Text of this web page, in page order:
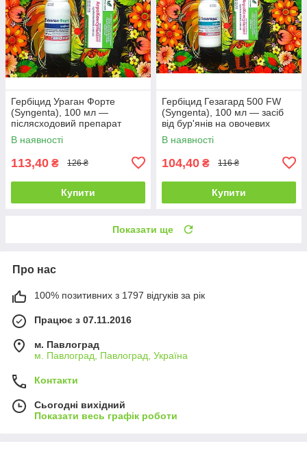
Гербіцид Ураган Форте
(Syngenta), 100 мл —
післясходовий препарат
суцільної дії для боротьби з
бур'янами
В наявності
113,40 ₴ 126 ₴
Купити
Гербіцид Гезагард 500 FW
(Syngenta), 100 мл — засіб
від бур'янів на овочевих
культурах
В наявності
104,40 ₴ 116 ₴
Купити
Показати ще
Про нас
100% позитивних з 1797 відгуків за рік
Працює з 07.11.2016
м. Павлоград
м. Павлоград, Павлоград, Україна
Контакти
Сьогодні вихідний
Показати весь графік роботи